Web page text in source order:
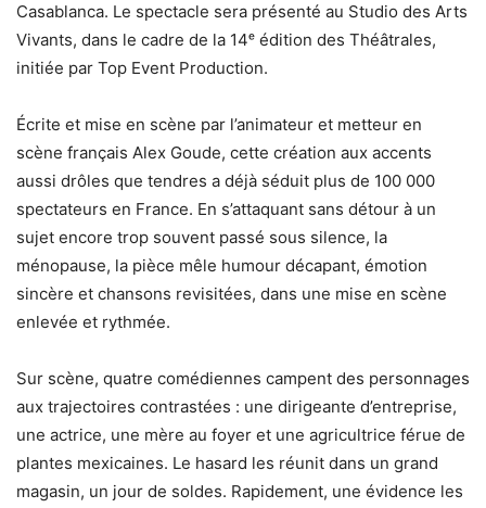
Casablanca. Le spectacle sera présenté au Studio des Arts
Vivants, dans le cadre de la 14ᵉ édition des Théâtrales,
initiée par Top Event Production.
Écrite et mise en scène par l’animateur et metteur en
scène français Alex Goude, cette création aux accents
aussi drôles que tendres a déjà séduit plus de 100 000
spectateurs en France. En s’attaquant sans détour à un
sujet encore trop souvent passé sous silence, la
ménopause, la pièce mêle humour décapant, émotion
sincère et chansons revisitées, dans une mise en scène
enlevée et rythmée.
Sur scène, quatre comédiennes campent des personnages
aux trajectoires contrastées : une dirigeante d’entreprise,
une actrice, une mère au foyer et une agricultrice férue de
plantes mexicaines. Le hasard les réunit dans un grand
magasin, un jour de soldes. Rapidement, une évidence les